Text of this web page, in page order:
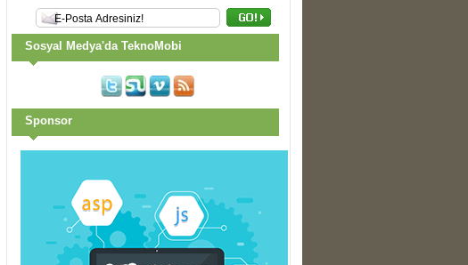
Sosyal Medya'da TeknoMobi
Sponsor